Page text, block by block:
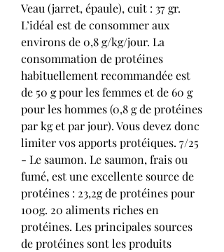
Veau (jarret, épaule), cuit : 37 gr.
L’idéal est de consommer aux
environs de 0,8 g/kg/jour. La
consommation de protéines
habituellement recommandée est
de 50 g pour les femmes et de 60 g
pour les hommes (0,8 g de protéines
par kg et par jour). Vous devez donc
limiter vos apports protéiques. 7/25
- Le saumon. Le saumon, frais ou
fumé, est une excellente source de
protéines : 23,2g de protéines pour
100g. 20 aliments riches en
protéines. Les principales sources
de protéines sont les produits